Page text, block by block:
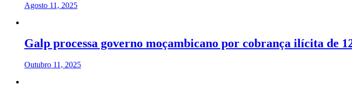
Agosto 11, 2025
Galp processa governo moçambicano por cobrança ilícita de
Outubro 11, 2025